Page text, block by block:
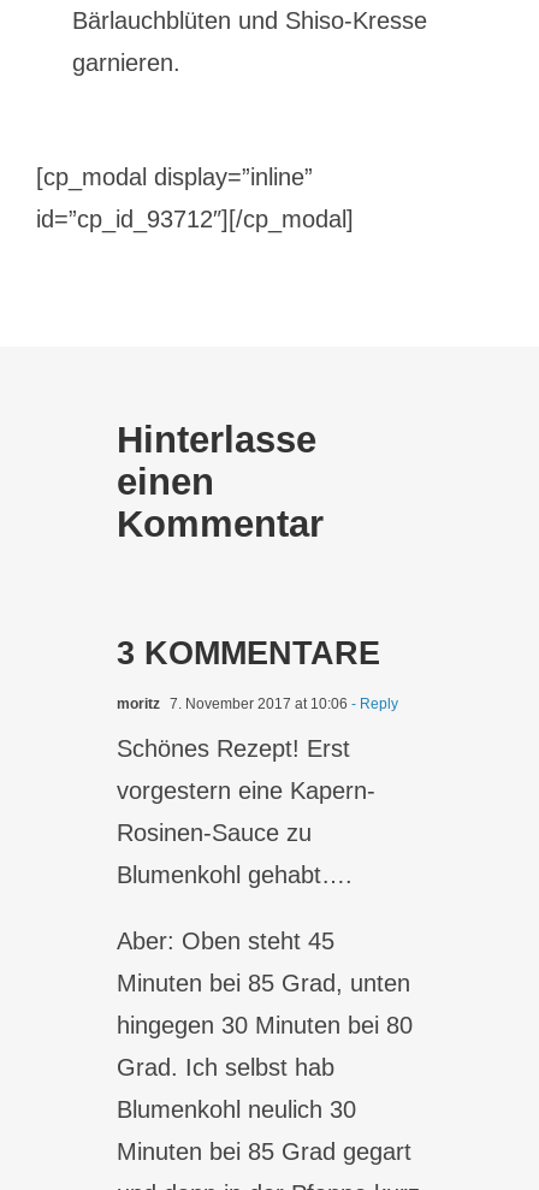
Bärlauchblüten und Shiso-Kresse
garnieren.
[cp_modal display=”inline”
id=”cp_id_93712″][/cp_modal]
Hinterlasse
einen
Kommentar
3 KOMMENTARE
moritz 7. November 2017 at 10:06 - Reply
Schönes Rezept! Erst
vorgestern eine Kapern-
Rosinen-Sauce zu
Blumenkohl gehabt….
Aber: Oben steht 45
Minuten bei 85 Grad, unten
hingegen 30 Minuten bei 80
Grad. Ich selbst hab
Blumenkohl neulich 30
Minuten bei 85 Grad gegart